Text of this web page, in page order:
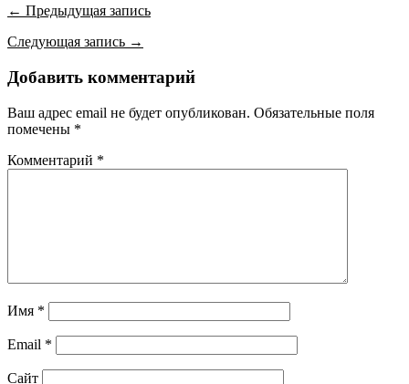
← Предыдущая запись
Следующая запись →
Добавить комментарий
Ваш адрес email не будет опубликован. Обязательные поля
помечены *
Комментарий *
Имя *
Email *
Сайт